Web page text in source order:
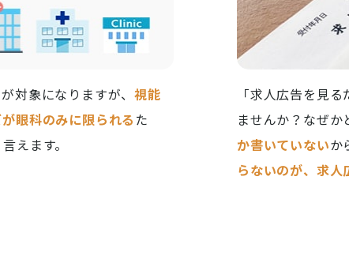
対象になりますが、視能
眼科のみに限られる た
えます。
「求人広告を見
ませんか？なぜか
か書いていないか
らないのが、求人